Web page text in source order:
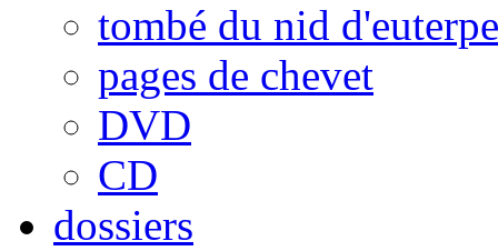
tombé du nid d'euterpe
pages de chevet
DVD
CD
dossiers